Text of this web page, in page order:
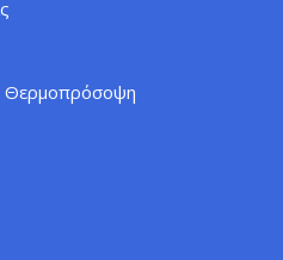
Θερμοπρόσοψη